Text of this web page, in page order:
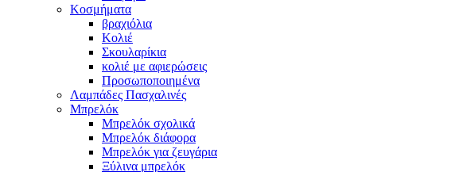
Κοσμήματα
βραχιόλια
Kολιέ
Σκουλαρίκια
κολιέ με αφιερώσεις
Προσωποποιημένα
Λαμπάδες Πασχαλινές
Μπρελόκ
Μπρελόκ σχολικά
Μπρελόκ διάφορα
Μπρελόκ για ζευγάρια
Ξύλινα μπρελόκ